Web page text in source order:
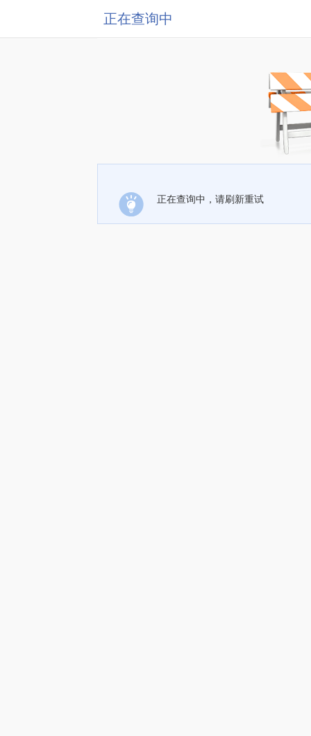
正在查询中
正在查询中，请刷新重试